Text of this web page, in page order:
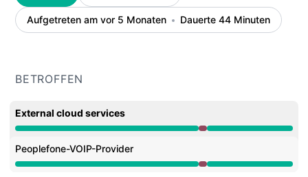
Aufgetreten am vor 5 Monaten Dauerte 44 Minuten
BETROFFEN
External cloud services
Großer Ausfall aus 3:50 PM zu 4:34 PM
Peoplefone-VOIP-Provider
Großer Ausfall aus 3:50 PM zu 4:34 PM